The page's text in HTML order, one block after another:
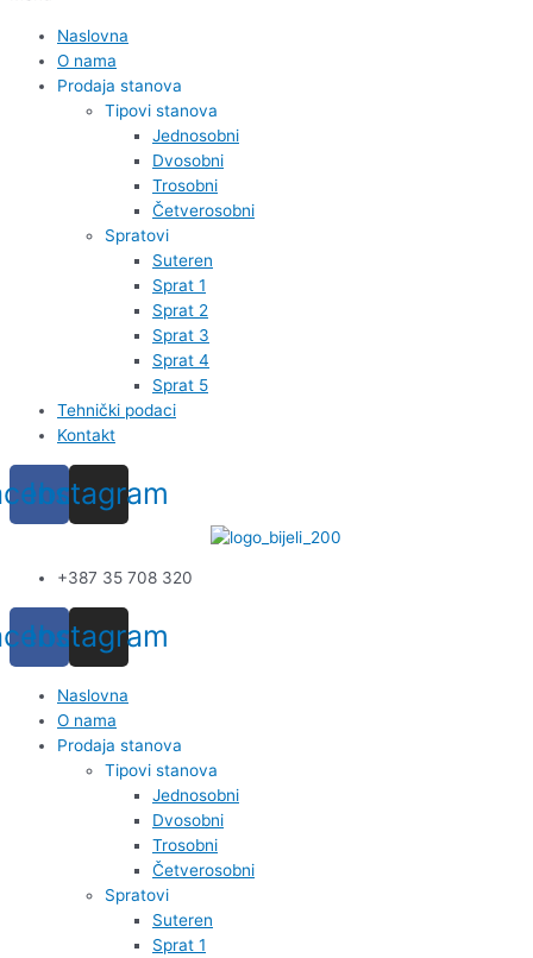
Naslovna
O nama
Prodaja stanova
Tipovi stanova
Jednosobni
Dvosobni
Trosobni
Četverosobni
Spratovi
Suteren
Sprat 1
Sprat 2
Sprat 3
Sprat 4
Sprat 5
Tehnički podaci
Kontakt
Instagram
+387 35 708 320
Instagram
Naslovna
O nama
Prodaja stanova
Tipovi stanova
Jednosobni
Dvosobni
Trosobni
Četverosobni
Spratovi
Suteren
Sprat 1